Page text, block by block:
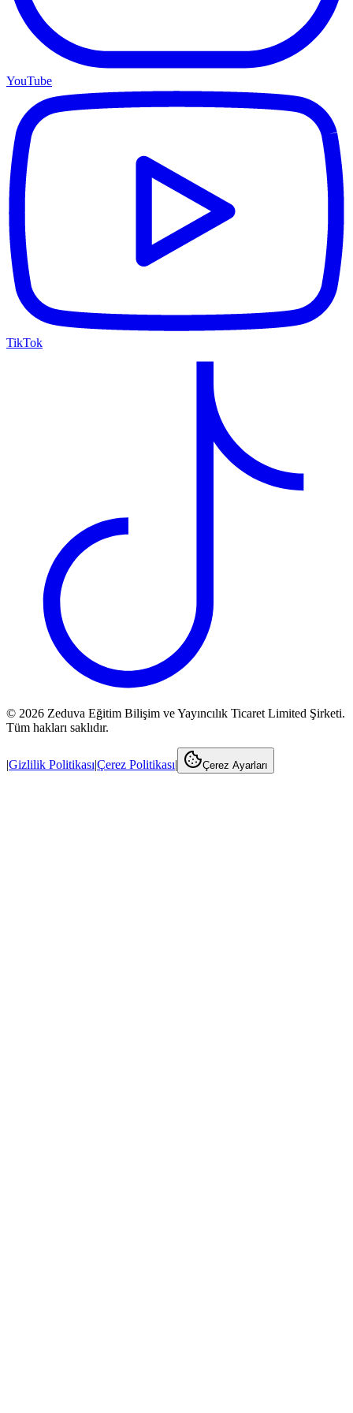
YouTube
TikTok
© 2026 Zeduva Eğitim Bilişim ve Yayıncılık Ticaret Limited Şirketi.
Tüm hakları saklıdır.
|Gizlilik Politikası|Çerez Politikası| Çerez Ayarları